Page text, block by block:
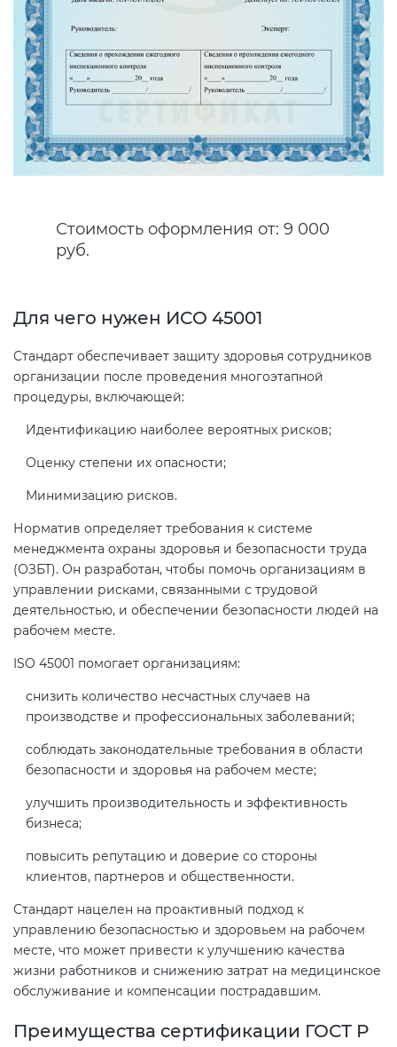
Стоимость оформления от: 9 000
руб.
Для чего нужен ИСО 45001
Стандарт обеспечивает защиту здоровья сотрудников
организации после проведения многоэтапной
процедуры, включающей:
Идентификацию наиболее вероятных рисков;
Оценку степени их опасности;
Минимизацию рисков.
Норматив определяет требования к системе
менеджмента охраны здоровья и безопасности труда
(ОЗБТ). Он разработан, чтобы помочь организациям в
управлении рисками, связанными с трудовой
деятельностью, и обеспечении безопасности людей на
рабочем месте.
ISO 45001 помогает организациям:
снизить количество несчастных случаев на
производстве и профессиональных заболеваний;
соблюдать законодательные требования в области
безопасности и здоровья на рабочем месте;
улучшить производительность и эффективность
бизнеса;
повысить репутацию и доверие со стороны
клиентов, партнеров и общественности.
Стандарт нацелен на проактивный подход к
управлению безопасностью и здоровьем на рабочем
месте, что может привести к улучшению качества
жизни работников и снижению затрат на медицинское
обслуживание и компенсации пострадавшим.
Преимущества сертификации ГОСТ Р
Сертификация спортивных
товаров
Сертификация электротехники
Сертификация ресурсов
Остальное
Декларация ТР ТС
Декларирование косметики (ТР
ТС 009)
Декларирование оборудования
Декларирование пищевой
Декларирование алкогольной
Декларирование
совместимости (ТР ТС 020)
Сертификация детских товаров
Сертификация товаров легкой
промышленности (ТР ТС 017)
Сертификация промышленного
оборудования (ТР ТС 010)
Сертификация средств
индивидуальной защиты (ТР ТС
019)
Действующие технические
регламенты